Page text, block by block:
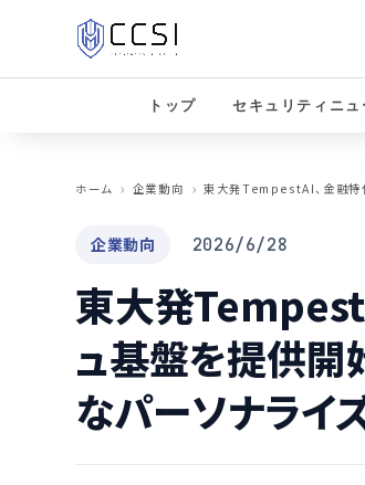
トップ セキュリティニュ
ホーム
企業動向
企業動向 2026/6/28
東大発
ュ基盤を提供開
なパーソナライ